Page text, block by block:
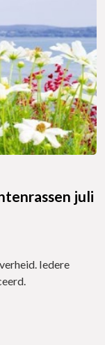
juli
Iedere